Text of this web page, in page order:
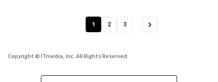
1 2 3
Copyright © ITmedia, Inc. All Rights Reserved.